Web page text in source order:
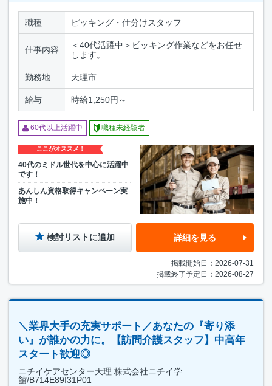
職種 ピッキング・仕分けスタッフ
仕事内容
＜40代活躍中＞ピッキング作業などをお任せ
します。
勤務地 天理市
給与 時給1,250円～
60代以上活躍中 職種未経験者
ここがオススメ！
40代のミドル世代を中心に活躍中
です！
あんしん資格取得キャンペーン実
施中！
検討リストに追加 詳細を見る
掲載開始日：2026-07-31
掲載終了予定日：2026-08-27
＼業界大手の充実サポート／あなたの『寄り添
い』が誰かの力に。【訪問介護スタッフ】中高年
スタート歓迎◎
ニチイケアセンター天理 株式会社ニチイ学
館/B714E89I31P01